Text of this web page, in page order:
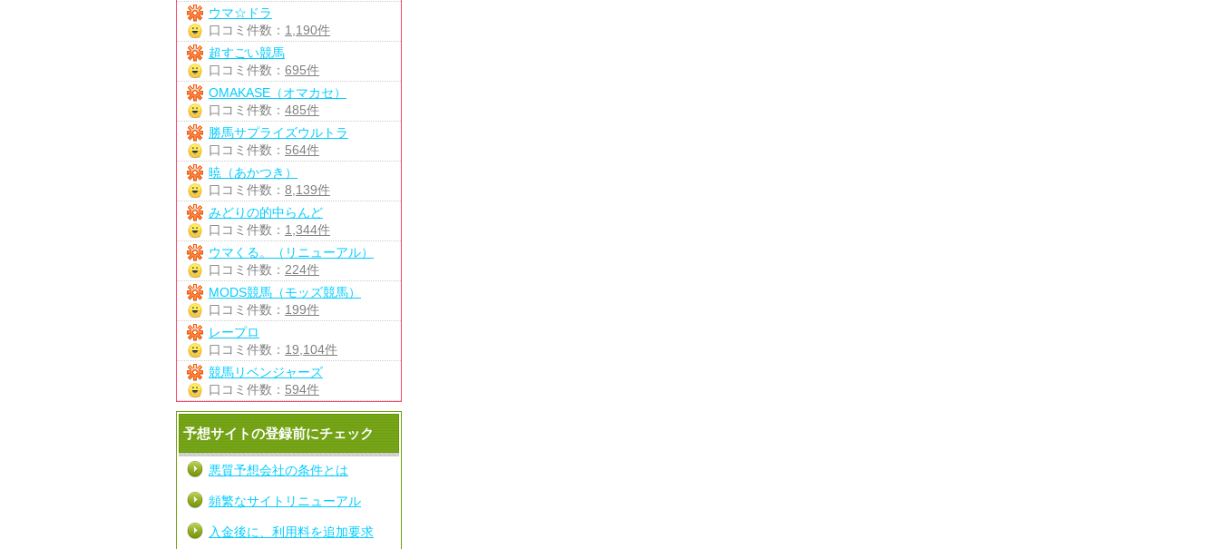
ウマ☆ドラ
口コミ件数： 1,190件
超すごい競馬
口コミ件数： 695件
OMAKASE（オマカセ）
口コミ件数： 485件
勝馬サプライズウルトラ
口コミ件数： 564件
暁（あかつき）
口コミ件数： 8,139件
みどりの的中らんど
口コミ件数： 1,344件
ウマくる。（リニューアル）
口コミ件数： 224件
MODS競馬（モッズ競馬）
口コミ件数： 199件
レープロ
口コミ件数： 19,104件
競馬リベンジャーズ
口コミ件数： 594件
予想サイトの登録前にチェック
悪質予想会社の条件とは
頻繁なサイトリニューアル
入金後に、利用料を追加要求